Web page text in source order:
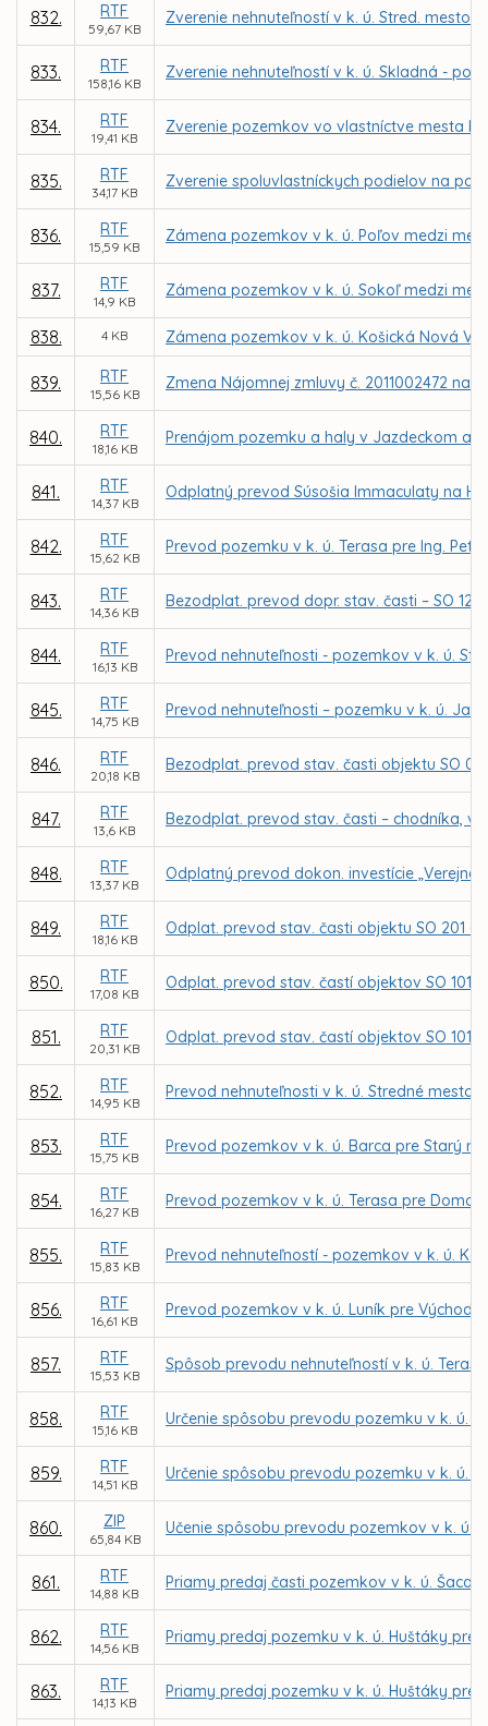
832. RTF
59,67 KB
Zverenie nehnuteľností v k. ú. Stred. mesto
833. RTF
158,16 KB
Zverenie nehnuteľností v k. ú. Skladná -
834. RTF
19,41 KB
Zverenie pozemkov vo vlastníctve mesta
835. RTF
34,17 KB
Zverenie spoluvlastníckych podielov na
836. RTF
15,59 KB
Zámena pozemkov v k. ú. Poľov medzi
837. RTF
14,9 KB
Zámena pozemkov v k. ú. Sokoľ medzi
838. 4 KB Zámena pozemkov v k. ú. Košická Nová
839. RTF
15,56 KB
Zmena Nájomnej zmluvy č. 2011002472 na
840. RTF
18,16 KB
Prenájom pozemku a haly v Jazdeckom
841. RTF
14,37 KB
Odplatný prevod Súsošia Immaculaty na
842. RTF
15,62 KB
Prevod pozemku v k. ú. Terasa pre Ing.
843. RTF
14,36 KB
Bezodplat. prevod dopr. stav. časti – SO 12
844. RTF
16,13 KB
Prevod nehnuteľnosti - pozemkov v k. ú.
845. RTF
14,75 KB
Prevod nehnuteľnosti – pozemku v k. ú.
846. RTF
20,18 KB
Bezodplat. prevod stav. časti objektu SO
847. RTF
13,6 KB
Bezodplat. prevod stav. časti – chodníka, v
848. RTF
13,37 KB
Odplatný prevod dokon. investície
849. RTF
18,16 KB
Odplat. prevod stav. časti objektu SO 201 –
850. RTF
17,08 KB
Odplat. prevod stav. častí objektov SO 101 -
851. RTF
20,31 KB
Odplat. prevod stav. častí objektov SO 101-
852. RTF
14,95 KB
Prevod nehnuteľnosti v k. ú. Stredné mesto
853. RTF
15,75 KB
Prevod pozemkov v k. ú. Barca pre Starý
854. RTF
16,27 KB
Prevod pozemkov v k. ú. Terasa pre Domov
855. RTF
15,83 KB
Prevod nehnuteľností - pozemkov v k. ú.
856. RTF
16,61 KB
Prevod pozemkov v k. ú. Luník pre
857. RTF
15,53 KB
Spôsob prevodu nehnuteľností v k. ú.
858. RTF
15,16 KB
Určenie spôsobu prevodu pozemku v k. ú.
859. RTF
14,51 KB
Určenie spôsobu prevodu pozemku v k. ú.
860. ZIP
65,84 KB
Učenie spôsobu prevodu pozemkov v k. ú.
861. RTF
14,88 KB
Priamy predaj časti pozemkov v k. ú. Šaca
862. RTF
14,56 KB
Priamy predaj pozemku v k. ú. Huštáky pre
863. RTF
14,13 KB
Priamy predaj pozemku v k. ú. Huštáky pre